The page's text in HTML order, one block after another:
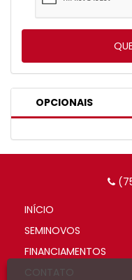
OPCIONAIS
INÍCIO
SEMINOVOS
FINANCIAMENTOS
CONTATO